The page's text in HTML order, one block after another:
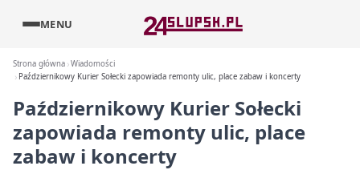
MENU
Strona główna Wiadomości
Październikowy Kurier Sołecki zapowiada remonty ulic, place zabaw i koncerty
Październikowy Kurier Sołecki
zapowiada remonty ulic, place
zabaw i koncerty